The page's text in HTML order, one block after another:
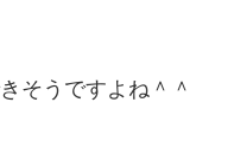
そうですよね＾＾